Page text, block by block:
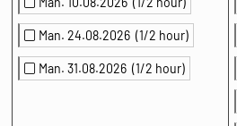
Man. 24.08.2026 (1/2 hour)
Man. 31.08.2026 (1/2 hour)